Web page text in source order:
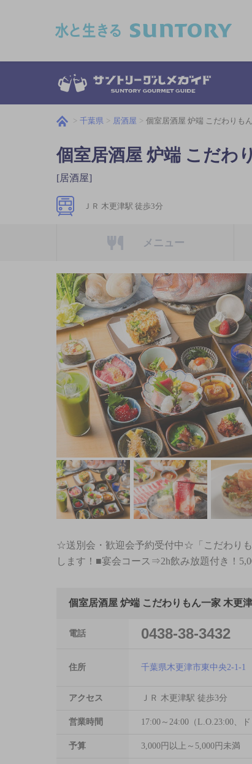
千葉県 居酒屋 個室居酒屋 炉端 こだわりも
個室居酒屋 炉端 こだわ
[居酒屋]
ＪＲ 木更津駅 徒歩3分
メニュー
☆送別会・歓迎会予約受付中☆「こだわり
します！■宴会コース⇒2h飲み放題付き！
個室居酒屋 炉端 こだわりもん一家 木更
電話 0438-38-3432
住所 千葉県木更津市東中央2-1-1
アクセス ＪＲ 木更津駅 徒歩3分
営業時間 17:00～24:00（L.O.23:00、
予算 3,000円以上～5,000円未満